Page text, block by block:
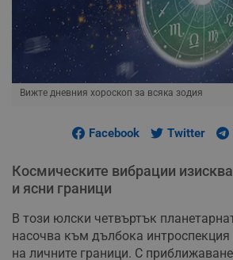
Вижте дневния хороскоп за всяка зодия
Facebook Twitter
Космическите вибрации
и ясни граници
В този юлски четвъртък
насочва към дълбока
на личните граници. С